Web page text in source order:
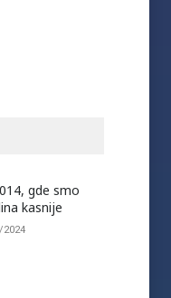
gde smo
kasnije
2024